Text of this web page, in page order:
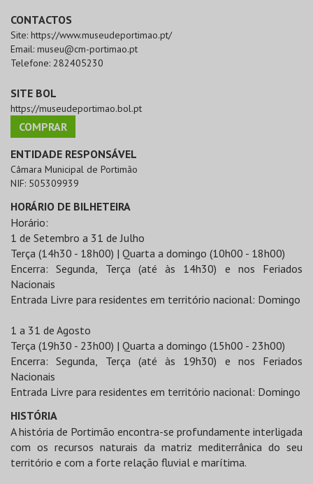
CONTACTOS
Site: https://www.museudeportimao.pt/
Email: museu@cm-portimao.pt
Telefone: 282405230
SITE BOL
https://museudeportimao.bol.pt
COMPRAR
ENTIDADE RESPONSÁVEL
Câmara Municipal de Portimão
NIF: 505309939
HORÁRIO DE BILHETEIRA
Horário:
1 de Setembro a 31 de Julho
Terça (14h30 - 18h00) | Quarta a domingo (10h00 - 18h00)
Encerra: Segunda, Terça (até às 14h30) e nos Feriados
Nacionais
Entrada Livre para residentes em território nacional: Domingo
1 a 31 de Agosto
Terça (19h30 - 23h00) | Quarta a domingo (15h00 - 23h00)
Encerra: Segunda, Terça (até às 19h30) e nos Feriados
Nacionais
Entrada Livre para residentes em território nacional: Domingo
HISTÓRIA
A história de Portimão encontra-se profundamente interligada
com os recursos naturais da matriz mediterrânica do seu
território e com a forte relação fluvial e marítima.